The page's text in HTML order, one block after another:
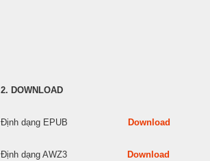
2. DOWNLOAD
Định dạng EPUB Download
Định dạng AWZ3 Download